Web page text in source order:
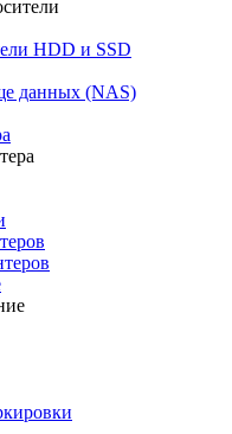
HDD и SSD
данных (NAS)